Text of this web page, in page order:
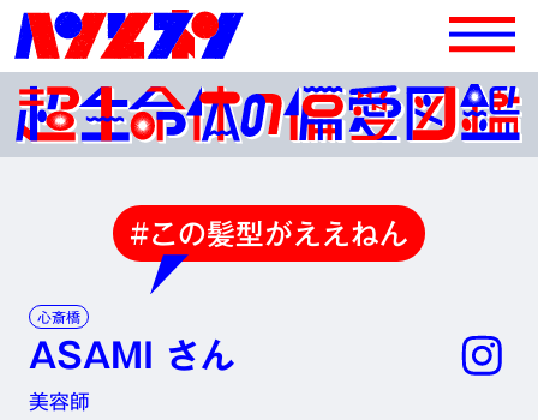
#この髪型がええねん
心斎橋
ASAMI さん
美容師